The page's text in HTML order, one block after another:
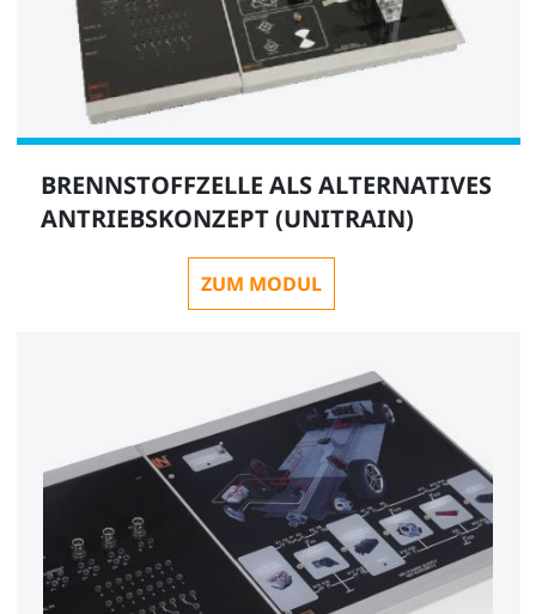
BRENNSTOFFZELLE ALS ALTERNATIVES
ANTRIEBSKONZEPT (UNITRAIN)
ZUM MODUL